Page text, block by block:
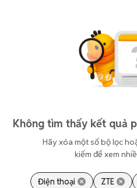
Không tìm thấy kết quả
Hãy xóa một số bộ lọc
kiếm để xem
Điện thoại ZTE